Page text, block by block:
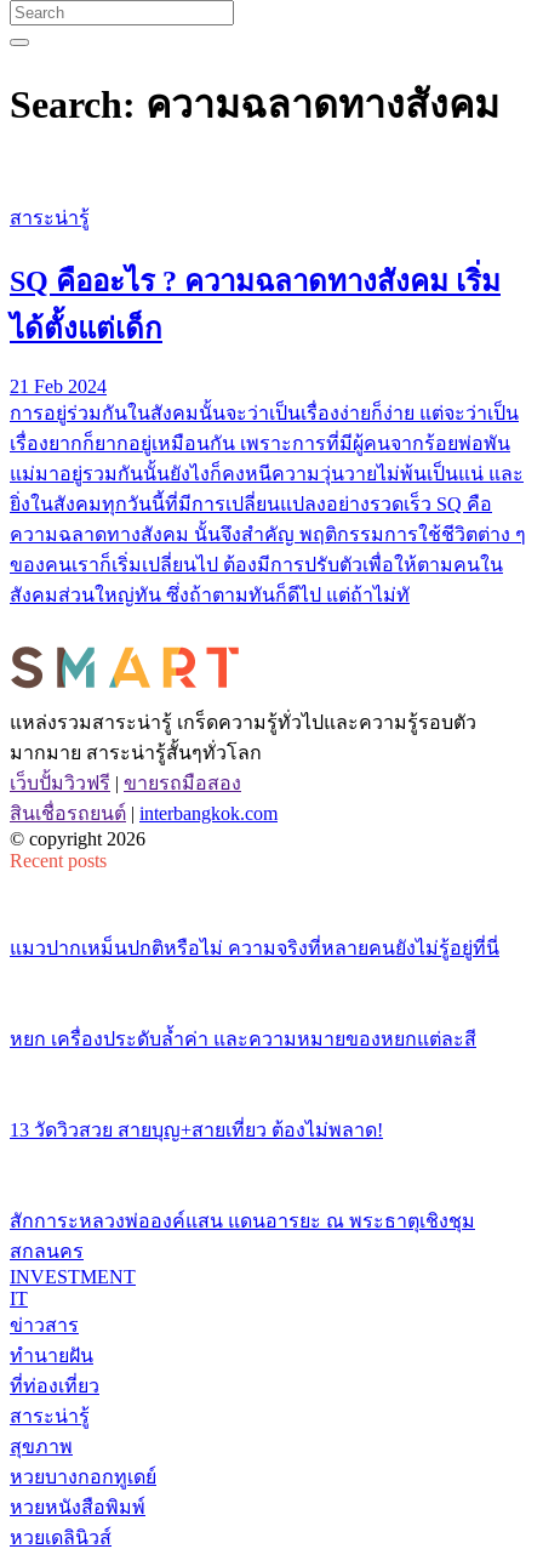
Search: ความฉลาดทางสังคม
สาระน่ารู้
SQ คืออะไร ? ความฉลาดทางสังคม เริ่ม
ได้ตั้งแต่เด็ก
21 Feb 2024
การอยู่ร่วมกันในสังคมนั้นจะว่าเป็นเรื่องง่ายก็ง่าย แต่จะว่าเป็น
เรื่องยากก็ยากอยู่เหมือนกัน เพราะการที่มีผู้คนจากร้อยพ่อพัน
แม่มาอยู่รวมกันนั้นยังไงก็คงหนีความวุ่นวายไม่พ้นเป็นแน่ และ
ยิ่งในสังคมทุกวันนี้ที่มีการเปลี่ยนแปลงอย่างรวดเร็ว SQ คือ
ความฉลาดทางสังคม นั้นจึงสำคัญ พฤติกรรมการใช้ชีวิตต่าง ๆ
ของคนเราก็เริ่มเปลี่ยนไป ต้องมีการปรับตัวเพื่อให้ตามคนใน
สังคมส่วนใหญ่ทัน ซึ่งถ้าตามทันก็ดีไป แต่ถ้าไม่ทั
แหล่งรวมสาระน่ารู้ เกร็ดความรู้ทั่วไปและความรู้รอบตัว
มากมาย สาระน่ารู้สั้นๆทั่วโลก
เว็บปั้มวิวฟรี | ขายรถมือสอง
สินเชื่อรถยนต์ | interbangkok.com
© copyright 2026
Recent posts
แมวปากเหม็นปกติหรือไม่ ความจริงที่หลายคนยังไม่รู้อยู่ที่นี่
หยก เครื่องประดับล้ำค่า และความหมายของหยกแต่ละสี
13 วัดวิวสวย สายบุญ+สายเที่ยว ต้องไม่พลาด!
สักการะหลวงพ่อองค์แสน แดนอารยะ ณ พระธาตุเชิงชุม
สกลนคร
INVESTMENT
IT
ข่าวสาร
ทำนายฝัน
ที่ท่องเที่ยว
สาระน่ารู้
สุขภาพ
หวยบางกอกทูเดย์
หวยหนังสือพิมพ์
หวยเดลินิวส์